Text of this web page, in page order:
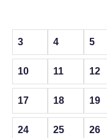
3 4 5
10 11 12
17 18 19
24 25 26